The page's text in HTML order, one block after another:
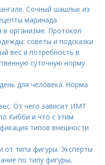
Сочный шашлык из
маринада
организме. Протокол
советы и подсказки
вес и потребность в
суточную норму
для человека. Норма
От чего зависит ИМТ
Кибби и что с этим
типов внешности
от типа фигуры. Эксперты
по типу фигуры,